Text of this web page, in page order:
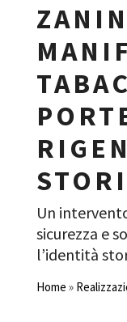
Un
sicurezza e
l’identità
Home »